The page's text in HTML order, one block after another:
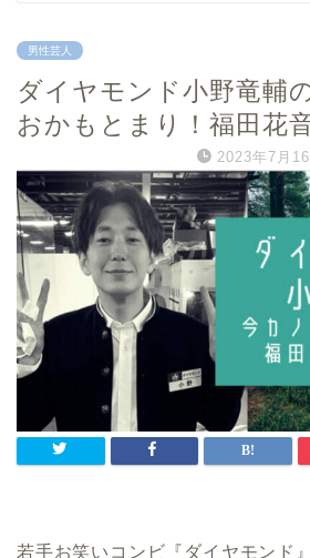
男性芸人
ダイヤモンド小野竜輔
おかもとまり！福田花
2023年7月16
若手お笑いコンビ『ダイヤモンド